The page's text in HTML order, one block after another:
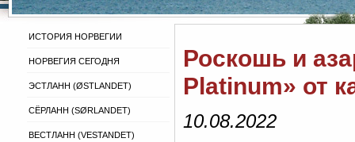
ИСТОРИЯ НОРВЕГИИ
НОРВЕГИЯ СЕГОДНЯ
ЭСТЛАНН (ØSTLANDET)
СЁРЛАНН (SØRLANDET)
ВЕСТЛАНН (VESTANDET)
Роскошь и
Platinum» от
10.08.2022